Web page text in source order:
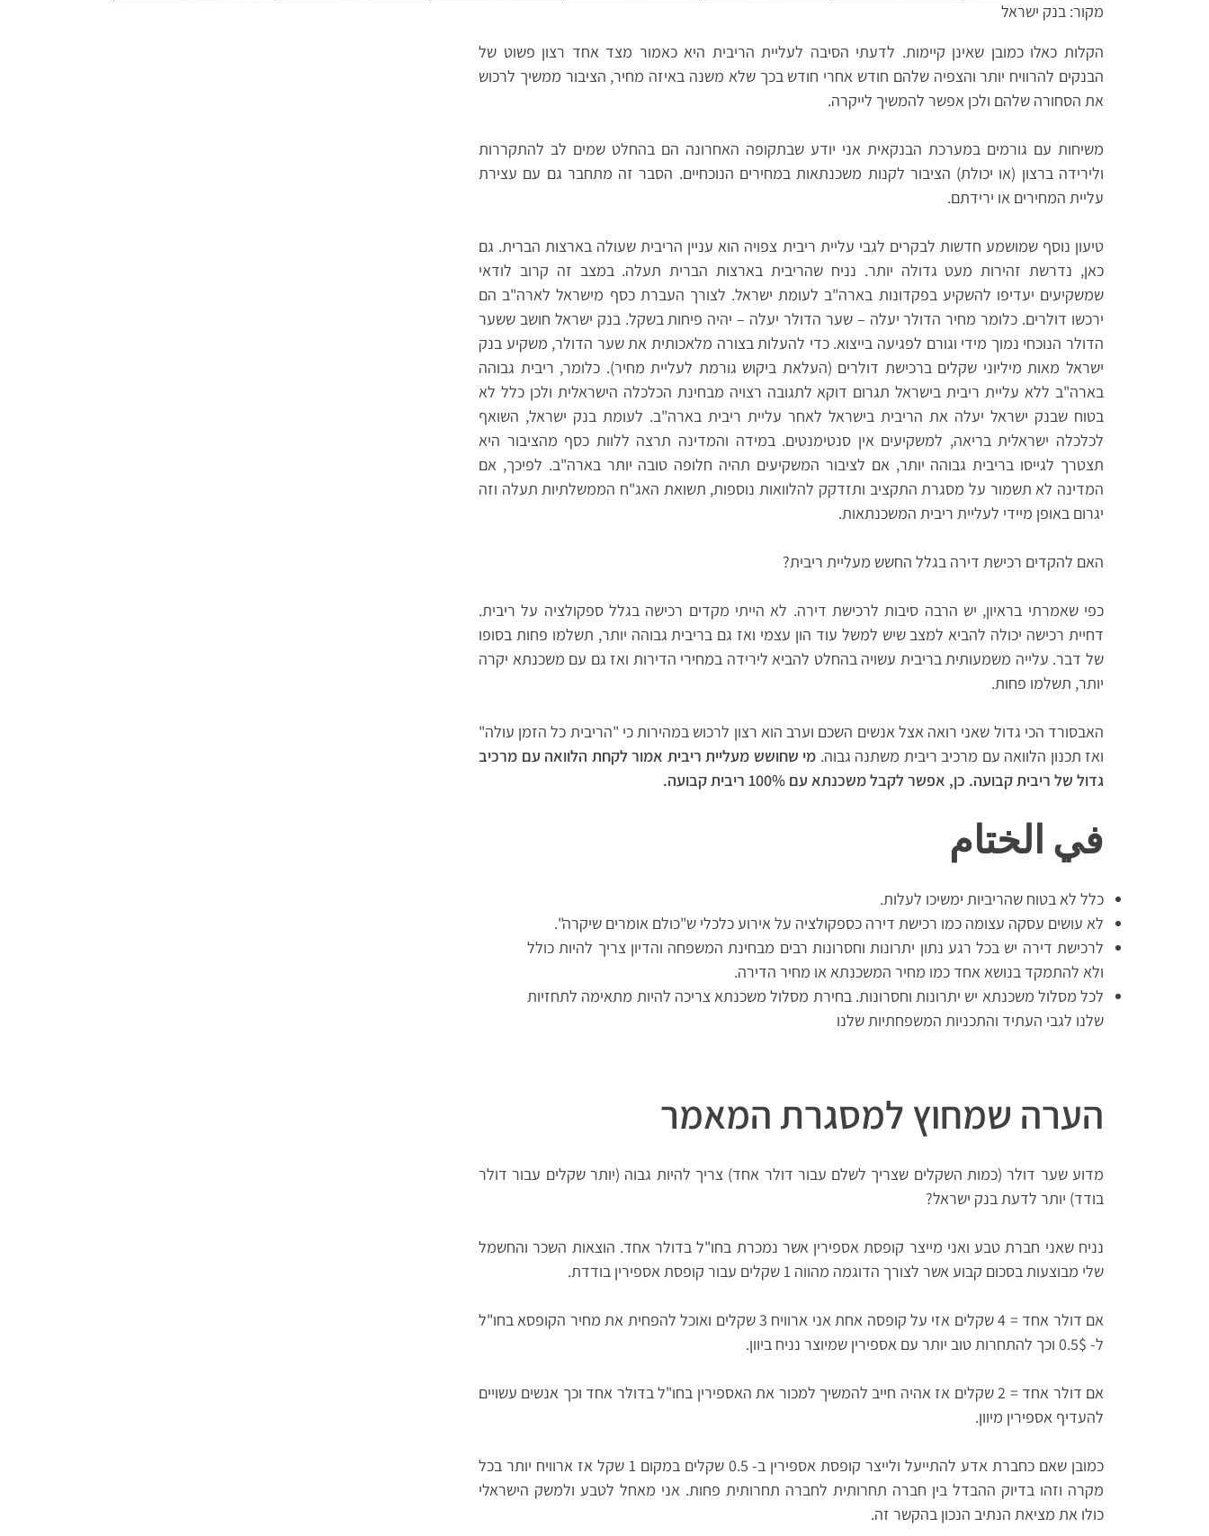
מקור: בנק ישראל
הקלות כאלו כמובן שאינן קיימות. לדעתי הסיבה לעליית הריבית היא כאמור מצד אחד רצון פשוט של
הבנקים להרוויח יותר והצפיה שלהם חודש אחרי חודש בכך שלא משנה באיזה מחיר, הציבור ממשיך לרכוש
את הסחורה שלהם ולכן אפשר להמשיך לייקרה.
משיחות עם גורמים במערכת הבנקאית אני יודע שבתקופה האחרונה הם בהחלט שמים לב להתקררות
ולירידה ברצון (או יכולת) הציבור לקנות משכנתאות במחירים הנוכחיים. הסבר זה מתחבר גם עם עצירת
עליית המחירים או ירידתם.
טיעון נוסף שמושמע חדשות לבקרים לגבי עליית ריבית צפויה הוא עניין הריבית שעולה בארצות הברית. גם
כאן, נדרשת זהירות מעט גדולה יותר. נניח שהריבית בארצות הברית תעלה. במצב זה קרוב לודאי
שמשקיעים יעדיפו להשקיע בפקדונות בארה"ב לעומת ישראל. לצורך העברת כסף מישראל לארה"ב הם
ירכשו דולרים. כלומר מחיר הדולר יעלה – שער הדולר יעלה – יהיה פיחות בשקל. בנק ישראל חושב ששער
הדולר הנוכחי נמוך מידי וגורם לפגיעה בייצוא. כדי להעלות בצורה מלאכותית את שער הדולר, משקיע בנק
ישראל מאות מיליוני שקלים ברכישת דולרים (העלאת ביקוש גורמת לעליית מחיר). כלומר, ריבית גבוהה
בארה"ב ללא עליית ריבית בישראל תגרום דוקא לתגובה רצויה מבחינת הכלכלה הישראלית ולכן כלל לא
בטוח שבנק ישראל יעלה את הריבית בישראל לאחר עליית ריבית בארה"ב. לעומת בנק ישראל, השואף
לכלכלה ישראלית בריאה, למשקיעים אין סנטימנטים. במידה והמדינה תרצה ללוות כסף מהציבור היא
תצטרך לגייסו בריבית גבוהה יותר, אם לציבור המשקיעים תהיה חלופה טובה יותר בארה"ב. לפיכך, אם
המדינה לא תשמור על מסגרת התקציב ותזדקק להלוואות נוספות, תשואת האג"ח הממשלתיות תעלה וזה
יגרום באופן מיידי לעליית ריבית המשכנתאות.
האם להקדים רכישת דירה בגלל החשש מעליית ריבית?
כפי שאמרתי בראיון, יש הרבה סיבות לרכישת דירה. לא הייתי מקדים רכישה בגלל ספקולציה על ריבית.
דחיית רכישה יכולה להביא למצב שיש למשל עוד הון עצמי ואז גם בריבית גבוהה יותר, תשלמו פחות בסופו
של דבר. עלייה משמעותית בריבית עשויה בהחלט להביא לירידה במחירי הדירות ואז גם עם משכנתא יקרה
יותר, תשלמו פחות.
האבסורד הכי גדול שאני רואה אצל אנשים השכם וערב הוא רצון לרכוש במהירות כי "הריבית כל הזמן עולה"
ואז תכנון הלוואה עם מרכיב ריבית משתנה גבוה. מי שחושש מעליית ריבית אמור לקחת הלוואה עם מרכיב
גדול של ריבית קבועה. כן, אפשר לקבל משכנתא עם 100% ריבית קבועה.
في الختام
כלל לא בטוח שהריביות ימשיכו לעלות.
לא עושים עסקה עצומה כמו רכישת דירה כספקולציה על אירוע כלכלי ש"כולם אומרים שיקרה".
לרכישת דירה יש בכל רגע נתון יתרונות וחסרונות רבים מבחינת המשפחה והדיון צריך להיות כולל
ולא להתמקד בנושא אחד כמו מחיר המשכנתא או מחיר הדירה.
לכל מסלול משכנתא יש יתרונות וחסרונות. בחירת מסלול משכנתא צריכה להיות מתאימה לתחזיות
שלנו לגבי העתיד והתכניות המשפחתיות שלנו
הערה שמחוץ למסגרת המאמר
מדוע שער דולר (כמות השקלים שצריך לשלם עבור דולר אחד) צריך להיות גבוה (יותר שקלים עבור דולר
בודד) יותר לדעת בנק ישראל?
נניח שאני חברת טבע ואני מייצר קופסת אספירין אשר נמכרת בחו"ל בדולר אחד. הוצאות השכר והחשמל
שלי מבוצעות בסכום קבוע אשר לצורך הדוגמה מהווה 1 שקלים עבור קופסת אספירין בודדת.
אם דולר אחד = 4 שקלים אזי על קופסה אחת אני ארוויח 3 שקלים ואוכל להפחית את מחיר הקופסא בחו"ל
ל- 0.5$ וכך להתחרות טוב יותר עם אספירין שמיוצר נניח ביוון.
אם דולר אחד = 2 שקלים אז אהיה חייב להמשיך למכור את האספירין בחו"ל בדולר אחד וכך אנשים עשויים
להעדיף אספירין מיוון.
כמובן שאם כחברת אדע להתייעל ולייצר קופסת אספירין ב- 0.5 שקלים במקום 1 שקל אז ארוויח יותר בכל
מקרה וזהו בדיוק ההבדל בין חברה תחרותית לחברה תחרותית פחות. אני מאחל לטבע ולמשק הישראלי
כולו את מציאת הנתיב הנכון בהקשר זה.